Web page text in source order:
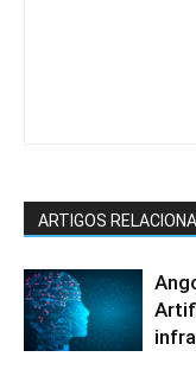
ARTIGOS